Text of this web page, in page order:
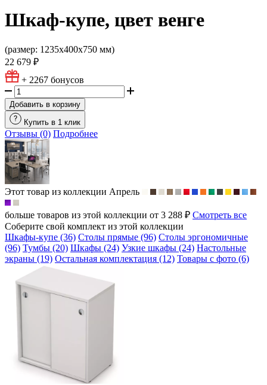
Шкаф-купе, цвет венге
(размер: 1235х400х750 мм)
22 679 ₽
+ 2267 бонусов
Добавить в корзину
Купить в 1 клик
Отзывы (0) Подробнее
Этот товар из коллекции Апрель
больше товаров из этой коллекции от 3 288 ₽ Смотреть все
Соберите свой комплект из этой коллекции
Шкафы-купе (36) Столы прямые (96) Столы эргономичные
(96) Тумбы (20) Шкафы (24) Узкие шкафы (24) Настольные
экраны (19) Остальная комплектация (12) Товары с фото (6)